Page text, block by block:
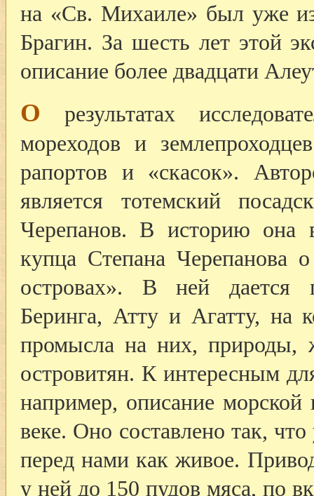
на «Св. Михаиле» был уже
Брагин. За шесть лет этой
описание более двадцати
О результатах
мореходов и
рапортов и «скасок».
является тотемский
Черепанов. В историю она
купца Степана Черепанова
островах». В ней дается
Беринга, Атту и Агатту, на
промысла на них, природы,
островитян. К интересным
например, описание
веке. Оно составлено так,
перед нами как живое.
у ней до 150 пудов мяса, по